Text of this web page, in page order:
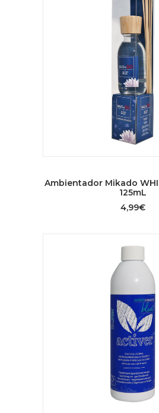
Ambientador Mikado
125mL
4,99€